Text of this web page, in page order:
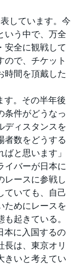
しています。今
いう中で、万全
安全に観戦して
ので、チケット
時間を頂戴した
す。その半年後
条件がどうなっ
ディスタンスを
者数をどうする
と思います」
バーが日本に
レースに参戦し
ていても、自己
ためにレースを
起きている。
本に入国するの
長は、東京オリ
きいと考えてい